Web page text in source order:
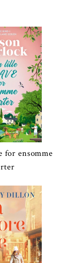
for ensomme